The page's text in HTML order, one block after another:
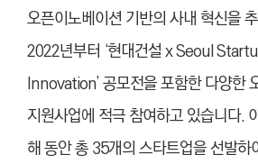
오픈이노베이션 기반의 사내 혁신을
2022년부터 ‘현대건설 x Seoul
Innovation’ 공모전을 포함한 다양한
지원사업에 적극 참여하고 있습니다.
해 동안 총 35개의 스타트업을 선발하